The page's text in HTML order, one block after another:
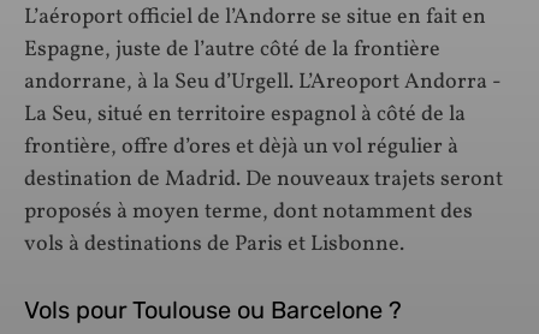
L’aéroport officiel de l’Andorre se situe en fait en
Espagne, juste de l’autre côté de la frontière
andorrane, à la Seu d’Urgell. L’Areoport Andorra -
La Seu, situé en territoire espagnol à côté de la
frontière, offre d’ores et dèjà un vol régulier à
destination de Madrid. De nouveaux trajets seront
proposés à moyen terme, dont notamment des
vols à destinations de Paris et Lisbonne.
Vols pour Toulouse ou Barcelone ?